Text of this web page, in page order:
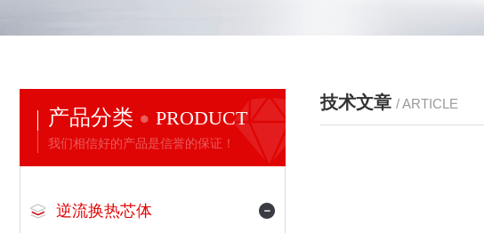
产品分类 PRODUCT
我们相信好的产品是信誉的保证！
逆流换热芯体
技术文章 / ARTICLE